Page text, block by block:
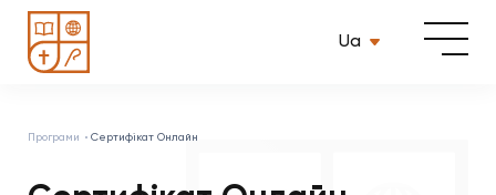
Ua
Програми Сертифікат Онлайн